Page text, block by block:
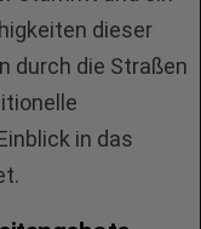
dieser
durch die Straßen
in das